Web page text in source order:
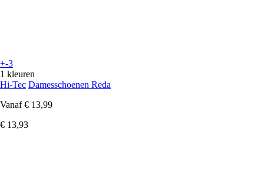
+-3
1 kleuren
Hi-Tec Damesschoenen Reda
Vanaf € 13,99
€ 13,93